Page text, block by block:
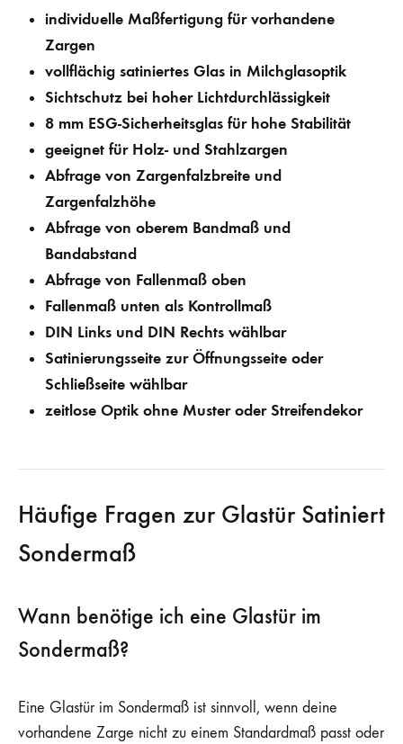
individuelle Maßfertigung für vorhandene
Zargen
vollflächig satiniertes Glas in Milchglasoptik
Sichtschutz bei hoher Lichtdurchlässigkeit
8 mm ESG-Sicherheitsglas für hohe Stabilität
geeignet für Holz- und Stahlzargen
Abfrage von Zargenfalzbreite und
Zargenfalzhöhe
Abfrage von oberem Bandmaß und
Bandabstand
Abfrage von Fallenmaß oben
Fallenmaß unten als Kontrollmaß
DIN Links und DIN Rechts wählbar
Satinierungsseite zur Öffnungsseite oder
Schließseite wählbar
zeitlose Optik ohne Muster oder Streifendekor
Häufige Fragen zur Glastür Satiniert
Sondermaß
Wann benötige ich eine Glastür im
Sondermaß?
Eine Glastür im Sondermaß ist sinnvoll, wenn deine
vorhandene Zarge nicht zu einem Standardmaß passt oder